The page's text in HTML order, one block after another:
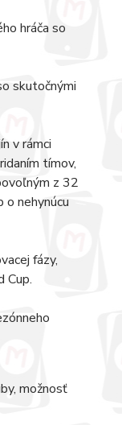
hráča so
skutočnými
v rámci
tímov,
z 32
nehynúcu
fázy,
Cup.
možnosť